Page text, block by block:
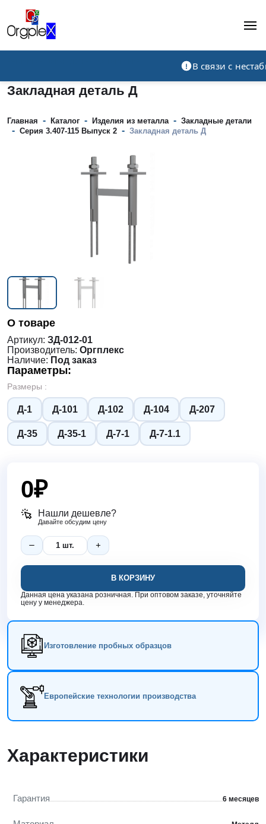
В связи с
Закладная деталь Д
Главная - Каталог - Изделия из металла - Закладные детали
- Серия 3.407-115 Выпуск 2 - Закладная деталь Д
О товаре
Артикул: ЗД-012-01
Производитель: Оргплекс
Наличие: Под заказ
Параметры:
Размеры :
Д-1 Д-101 Д-102 Д-104 Д-207
Д-35 Д-35-1 Д-7-1 Д-7-1.1
0₽
Нашли дешевле?
Давайте обсудим цену
В КОРЗИНУ
Данная цена указана розничная. При оптовом заказе, уточняйте
цену у менеджера.
Изготовление пробных образцов
Европейские технологии производства
Характеристики
Гарантия 6 месяцев